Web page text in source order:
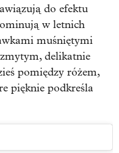
do efektu
w letnich
muśniętymi
delikatnie
pomiędzy różem,
pięknie podkreśla